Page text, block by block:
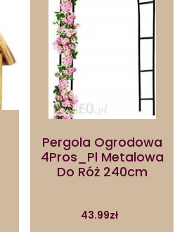
Pergola Ogrodowa
4Pros_Pl Metalowa
Do Róż 240cm
43.99zł